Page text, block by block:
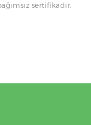
sertifikadır.